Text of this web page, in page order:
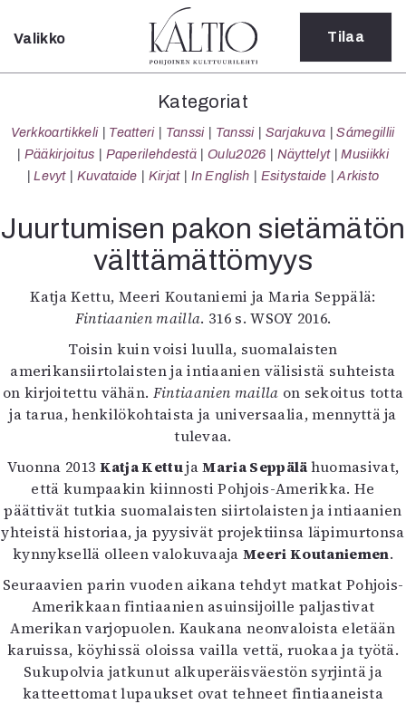
Sulje
Kategoriat
Verkkoartikkeli
Teatteri
Tanssi
Sarjakuva
Sámegillii
Pääkirjoitus
Oulu2026
Näyttelyt
Musiikki
Levyt
Kuvataide
Kirjat
In English
Esitystaide
Arkisto
Lehdet
4/2026
2–3/2026
1/2026
6/2025
5/2025 saame
5/2025
Lehtiarkisto
Valikko Tilaa
Kategoriat
Verkkoartikkeli Teatteri Tanssi Tanssi Sarjakuva
Sámegillii
Pääkirjoitus
Paperilehdestä Oulu2026 Näyttelyt
Musiikki
Levyt
Kuvataide Kirjat In English Esitystaide Arkisto
Juurtumisen pakon sietämätön
välttämättömyys
Katja Kettu, Meeri Koutaniemi ja Maria Seppälä:
Fintiaanien mailla. 316 s. WSOY 2016.
Toisin kuin voisi luulla, suomalaisten
amerikansiirtolaisten ja intiaanien välisistä suhteista
on kirjoitettu vähän. Fintiaanien mailla on sekoitus totta
ja tarua, henkilökohtaista ja universaalia, mennyttä ja
tulevaa.
Vuonna 2013 Katja KettujaMaria Seppälähuomasivat,
että kumpaakin kiinnosti Pohjois-Amerikka. He
päättivät tutkia suomalaisten siirtolaisten ja intiaanien
yhteistä historiaa, ja pyysivät projektiinsa läpimurtonsa
kynnyksellä olleen valokuvaajaMeeri Koutaniemen.
Seuraavien parin vuoden aikana tehdyt matkat Pohjois-
Amerikkaan fintiaanien asuinsijoille paljastivat
Amerikan varjopuolen. Kaukana neonvaloista eletään
karuissa, köyhissä oloissa vailla vettä, ruokaa ja työtä.
Sukupolvia jatkunut alkuperäisväestön syrjintä ja
katteettomat lupaukset ovat tehneet fintiaaneista